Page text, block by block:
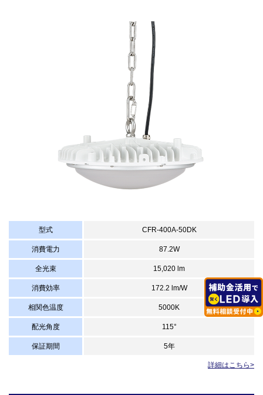
型式 CFR-400A-50DK
消費電力 87.2W
全光束 15,020 lm
消費効率 172.2 lm/W
相関色温度 5000K
配光角度 115°
保証期間 5年
詳細はこちら>